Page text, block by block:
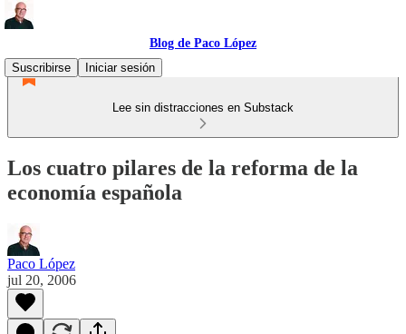
Blog de Paco López
Suscribirse
Iniciar sesión
Lee sin distracciones en Substack
Los cuatro pilares de la reforma de la
economía española
Paco López
jul 20, 2006